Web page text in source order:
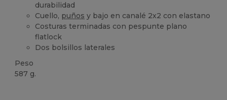
durabilidad
Cuello, puños y bajo en canalé 2x2 con elastano
Costuras terminadas con pespunte plano
flatlock
Dos bolsillos laterales
Peso
587 g.